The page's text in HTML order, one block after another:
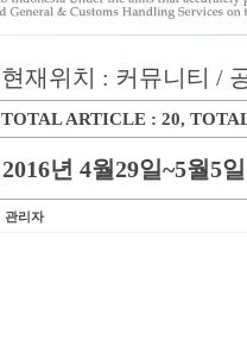
현재위치 : 커뮤니티 /
TOTAL ARTICLE : 20,
2016년 4월29일~5월5
관리자